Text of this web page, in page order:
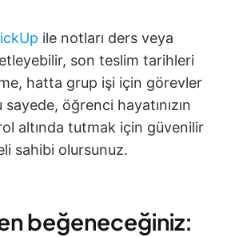
ile notları ders veya
son teslim tarihleri
hatta grup işi için görevler
öğrenci hayatınızın
altında tutmak için güvenilir
sahibi olursunuz.
beğeneceğiniz: